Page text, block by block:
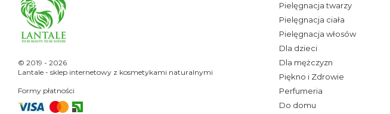
© 2019 - 2026
Lantale - sklep internetowy z kosmetykami naturalnymi
Formy płatności
Pielęgnacja twarzy
Pielęgnacja ciała
Pielęgnacja włosów
Dla dzieci
Dla mężczyzn
Piękno i Zdrowie
Perfumeria
Do domu